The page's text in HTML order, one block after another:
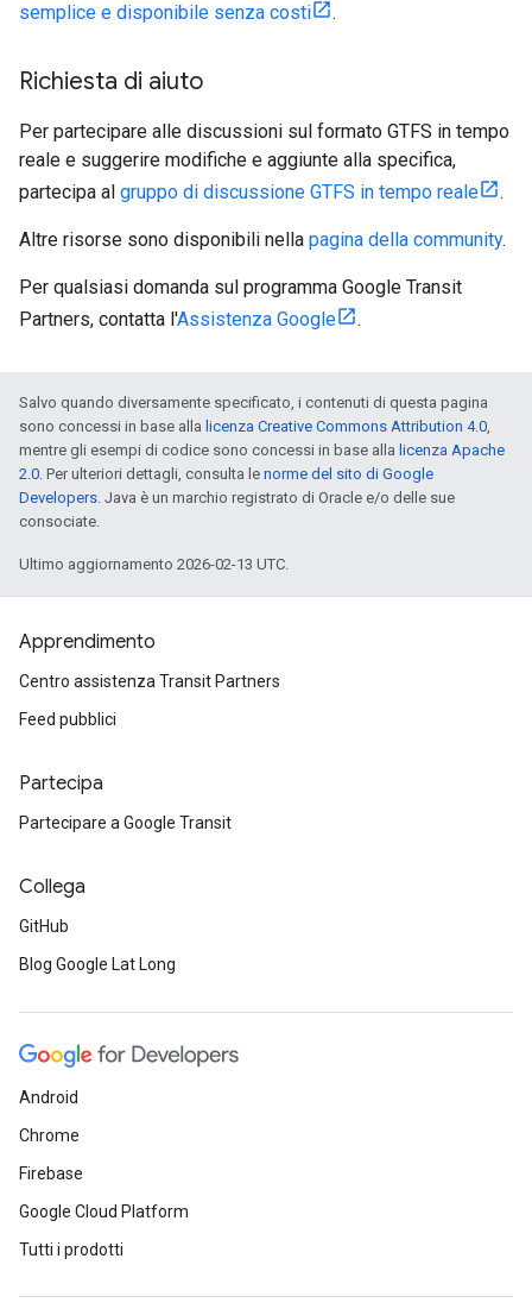
semplice e disponibile senza costi
.
Richiesta di aiuto
Per partecipare alle discussioni sul formato GTFS in tempo
reale e suggerire modifiche e aggiunte alla specifica,
partecipa al gruppo di discussione GTFS in tempo reale .
Altre risorse sono disponibili nella pagina della community.
Per qualsiasi domanda sul programma Google Transit
Partners, contatta l'Assistenza Google .
Salvo quando diversamente specificato, i contenuti di questa pagina
sono concessi in base alla licenza Creative Commons Attribution 4.0,
mentre gli esempi di codice sono concessi in base alla licenza Apache
2.0. Per ulteriori dettagli, consulta le norme del sito di Google
Developers. Java è un marchio registrato di Oracle e/o delle sue
consociate.
Ultimo aggiornamento 2026-02-13 UTC.
Apprendimento
Centro assistenza Transit Partners
Feed pubblici
Partecipa
Partecipare a Google Transit
Collega
GitHub
Blog Google Lat Long
Android
Chrome
Firebase
Google Cloud Platform
Tutti i prodotti